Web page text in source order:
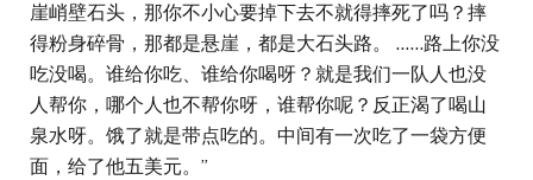
崖峭壁石头，那你不小心要掉下去不就得摔死了吗？摔
得粉身碎骨，那都是悬崖，都是大石头路。 ……路上你没
吃没喝。谁给你吃、谁给你喝呀？就是我们一队人也没
人帮你，哪个人也不帮你呀，谁帮你呢？反正渴了喝山
泉水呀。饿了就是带点吃的。中间有一次吃了一袋方便
面，给了他五美元。”